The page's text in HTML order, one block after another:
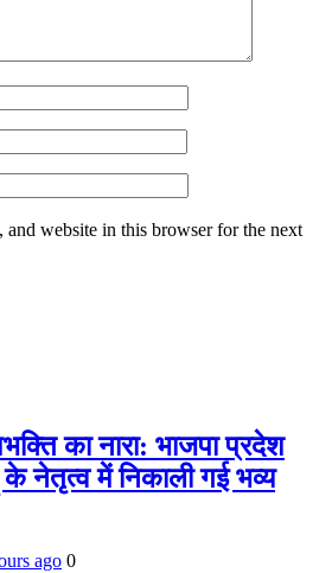
and website in this browser for the next
का नारा: भाजपा प्रदेश
नेतृत्व में निकाली गई भव्य
ago 0